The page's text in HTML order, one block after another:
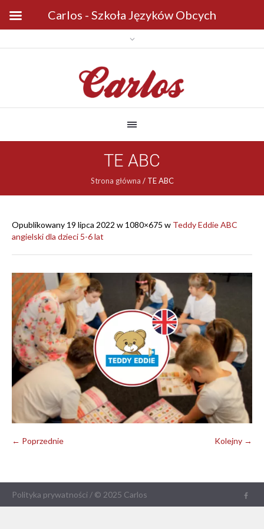
TE ABC
Strona główna / TE ABC
Opublikowany 19 lipca 2022 w 1080×675 w Teddy Eddie ABC
angielski dla dzieci 5-6 lat
← Poprzednie Kolejny →
Polityka prywatności / © 2025 Carlos
Carlos - Szkoła Języków Obcych